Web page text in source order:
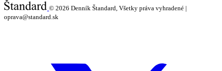
© 2026 Denník Štandard, Všetky práva vyhradené |
oprava@standard.sk